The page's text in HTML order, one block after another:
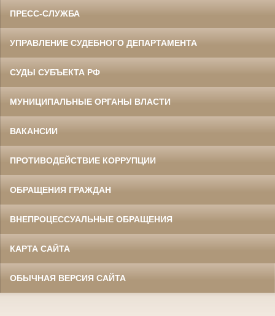
ПРЕСС-СЛУЖБА
УПРАВЛЕНИЕ СУДЕБНОГО ДЕПАРТАМЕНТА
СУДЫ СУБЪЕКТА РФ
МУНИЦИПАЛЬНЫЕ ОРГАНЫ ВЛАСТИ
ВАКАНСИИ
ПРОТИВОДЕЙСТВИЕ КОРРУПЦИИ
ОБРАЩЕНИЯ ГРАЖДАН
ВНЕПРОЦЕССУАЛЬНЫЕ ОБРАЩЕНИЯ
КАРТА САЙТА
ОБЫЧНАЯ ВЕРСИЯ САЙТА